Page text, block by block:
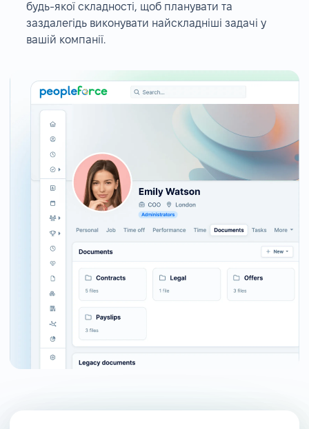
будь-якої складності, щоб планувати та
заздалегідь виконувати найскладніші задачі у
вашій компанії.